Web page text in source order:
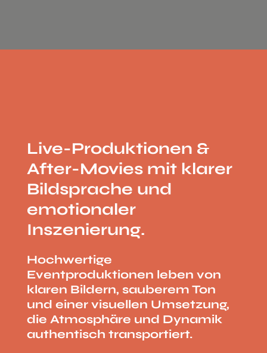
Live-Produktionen &
After-Movies mit klarer
Bildsprache und
emotionaler
Inszenierung.
Hochwertige
Eventproduktionen leben von
klaren Bildern, sauberem Ton
und einer visuellen Umsetzung,
die Atmosphäre und Dynamik
authentisch transportiert.